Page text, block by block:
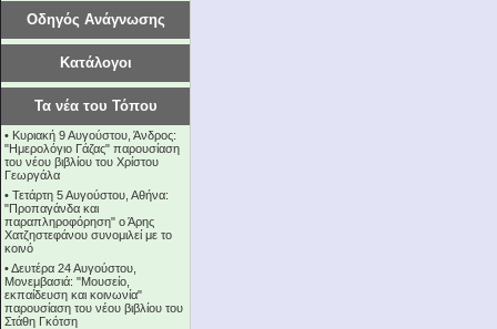
Οδηγός Ανάγνωσης
Κατάλογοι
Τα νέα του Τόπου
• Κυριακή 9 Αυγούστου, Άνδρος:
"Ημερολόγιο Γάζας" παρουσίαση
του νέου βιβλίου του Χρίστου
Γεωργάλα
• Τετάρτη 5 Αυγούστου, Αθήνα:
"Προπαγάνδα και
παραπληροφόρηση" ο Άρης
Χατζηστεφάνου συνομιλεί με το
κοινό
•Δευτέρα 24 Αυγούστου,
Μονεμβασιά: "Μουσείο,
εκπαίδευση και κοινωνία"
παρουσίαση του νέου βιβλίου του
Στάθη Γκότση